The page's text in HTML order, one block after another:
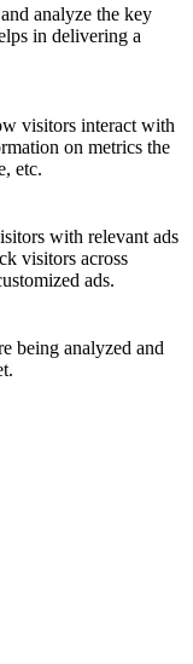
analyze the key
in delivering a
visitors interact with
on metrics the
etc.
with relevant ads
visitors across
ads.
being analyzed and